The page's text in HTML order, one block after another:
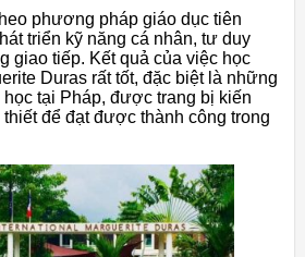
phương pháp giáo dục tiên
triển kỹ năng cá nhân, tư duy
giao tiếp. Kết quả của việc học
Duras rất tốt, đặc biệt là những
học tại Pháp, được trang bị kiến
để đạt được thành công trong